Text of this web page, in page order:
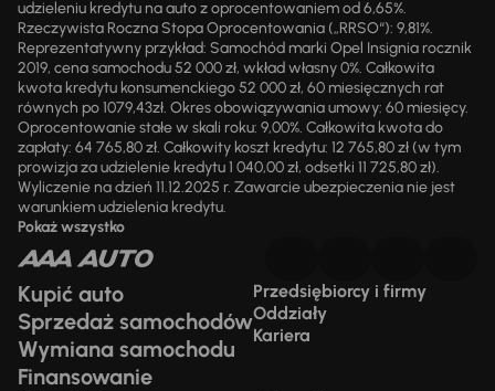
udzieleniu kredytu na auto z oprocentowaniem od 6,65%.
Rzeczywista Roczna Stopa Oprocentowania („RRSO“): 9,81%.
Reprezentatywny przykład: Samochód marki Opel Insignia rocznik
2019, cena samochodu 52 000 zł, wkład własny 0%. Całkowita
kwota kredytu konsumenckiego 52 000 zł, 60 miesięcznych rat
równych po 1079,43zł. Okres obowiązywania umowy: 60 miesięcy.
Oprocentowanie stałe w skali roku: 9,00%. Całkowita kwota do
zapłaty: 64 765,80 zł. Całkowity koszt kredytu: 12 765,80 zł (w tym
prowizja za udzielenie kredytu 1 040,00 zł, odsetki 11 725,80 zł).
Wyliczenie na dzień 11.12.2025 r. Zawarcie ubezpieczenia nie jest
warunkiem udzielenia kredytu.
Pokaż wszystko
Kupić auto
Sprzedaż samochodów
Wymiana samochodu
Finansowanie
Przedsiębiorcy i firmy
Oddziały
Kariera